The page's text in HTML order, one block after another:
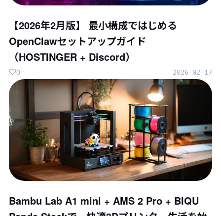
【2026年2月版】 最小構成ではじめる
OpenClawセットアップガイド
（HOSTINGER + Discord）
2026-02-17
0
Bambu Lab A1 mini + AMS 2 Pro + BIQU